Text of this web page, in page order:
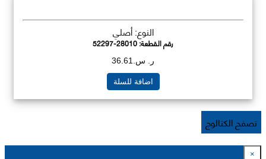
النوع: أصلي
رقم القطعة:52297-28010
ر. س.36.61
اضافة للسلة
تصفح الكتالوج
×